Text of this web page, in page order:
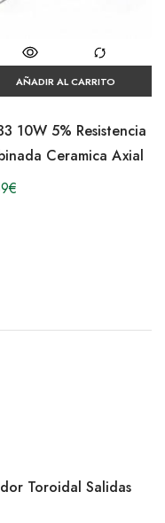
AÑADIR AL CARRITO
10W 5% Resistencia
Ceramica Axial
€
Toroidal Salidas